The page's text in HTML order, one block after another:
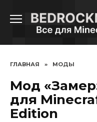
содержанию
ГЛАВНАЯ » МОДЫ
Мод
для
Edition